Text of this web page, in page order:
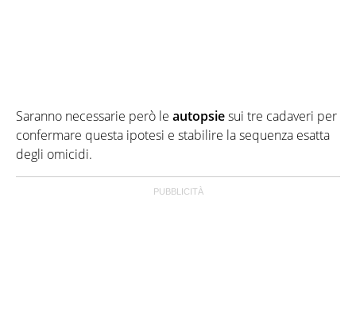
Saranno necessarie però le autopsiesui tre cadaveri per
confermare questa ipotesi e stabilire la sequenza esatta
degli omicidi.